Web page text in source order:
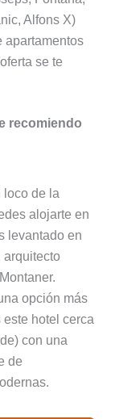
Alfons X)
apartamentos
se te
recomiendo
loco de la
alojarte en
levantado en
arquitecto
opción más
hotel cerca
con una
de